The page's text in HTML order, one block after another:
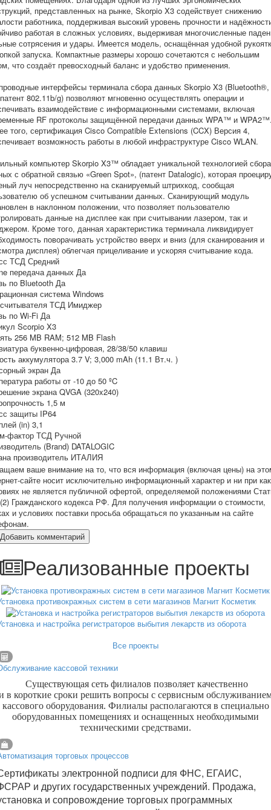
представленных на рынке, Skorpio X3 содействует снижению
работника, поддерживая высокий уровень прочности и
работая в сложных условиях, выдерживая многочисленные
сотрясения и удары. Имеется модель, оснащённая удобной
запуска. Компактные размеры хорошо сочетаются с небольшим
что создаёт превосходный баланс и удобство применения.
интерфейсы терминала сбора данных Skorpio X3 (Bluetooth®,
802.11b/g) позволяют мгновенно осуществлять операции и
взаимодействие с информационными системами, включая
RF протоколы защищённой передачи данных WPA™ и
того, сертификация Cisco Compatible Extensions (CCX) Версия 4,
возможность работы в любой инфраструктуре Cisco WLAN.
компьютер Skorpio X3™ обладает уникальной технологией сбора
с обратной связью «Green Spot», (патент Datalogic), которая
луч непосредственно на сканируемый штрихкод, сообщая
об успешном считывании данных. Сканирующий модуль
в наклонном положении, что позволяет пользователю
данные на дисплее как при считывании лазером, так и
Кроме того, данная характеристика терминала ликвидирует
поворачивать устройство вверх и вниз (для сканирования и
дисплея) облегчая прицеливание и ускоряя считывание кода.
ТСД Средний
передача данных Да
по Bluetooth Да
система Windows
ТСД Имиджер
по Wi-Fi Да
Scorpio X3
256 MB RAM; 512 MB Flash
буквенно-цифровая, 28/38/50 клавиш
аккумулятора 3.7 V; 3,000 mAh (11.1 Вт.ч. )
экран Да
работы от -10 до 50 ºC
экрана QVGA (320x240)
1,5 м
защиты IP64
(in) 3,1
фактор ТСД Ручной
(Brand) DATALOGIC
производитель ИТАЛИЯ
ваше внимание на то, что вся информация (включая цены) на
сайте носит исключительно информационный характер и ни при
не является публичной офертой, определяемой положениями
Гражданского кодекса РФ. Для получения информации о стоимости,
и условиях поставки просьба обращаться по указанным на сайте
Добавить комментарий
Реализованные проекты
противокражных систем в сети магазинов Магнит Косметик
и настройка регистраторов выбытия лекарств из оборота
Все проекты
кассовой техники
Существующая сеть филиалов позволяет качественно
в короткие сроки решить вопросы с сервисным
кассового оборудования. Филиалы располагаются в специально
оборудованных помещениях и оснащенных необходимыми
техническими средствами.
торговых процессов
электронной подписи для ФНС, ЕГАИС,
и других государственных учреждений. Продажа,
и сопровождение торговых программных